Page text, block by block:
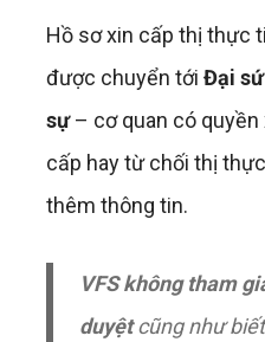
Hồ sơ xin cấp thị thực
được chuyển tới Đại
sự– cơ quan có
cấp hay từ chối thị
thêm thông tin.
VFS không tham
duyệtcũng như